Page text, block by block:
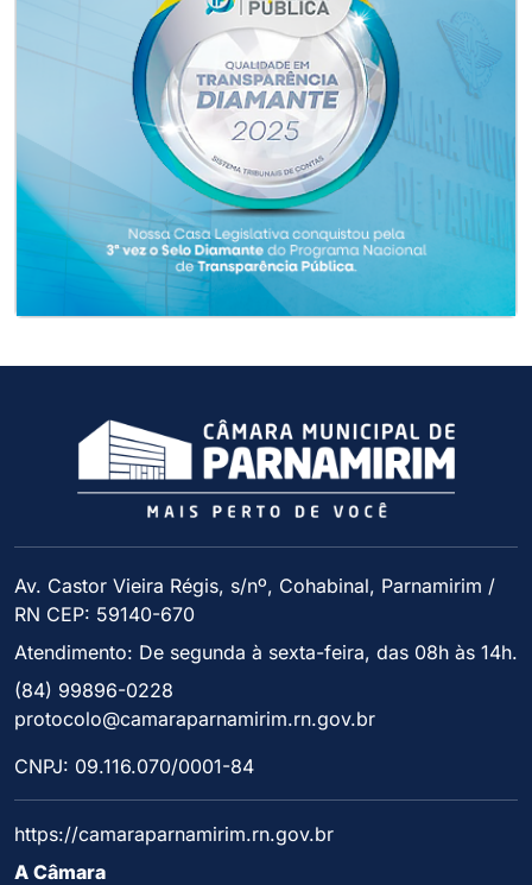
Av. Castor Vieira Régis, s/nº, Cohabinal, Parnamirim /
RN CEP: 59140-670
Atendimento: De segunda à sexta-feira, das 08h às 14h.
(84) 99896-0228
protocolo@camaraparnamirim.rn.gov.br
CNPJ: 09.116.070/0001-84
https://camaraparnamirim.rn.gov.br
A Câmara